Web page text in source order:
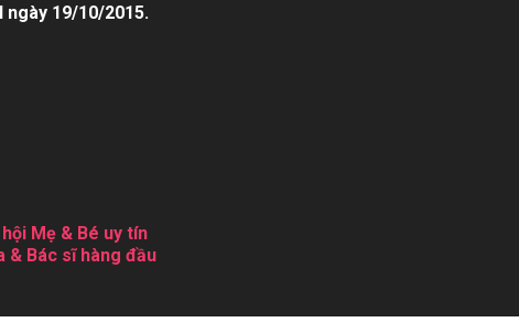
ngày 19/10/2015.
Mẹ & Bé uy tín
& Bác sĩ hàng đầu